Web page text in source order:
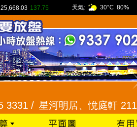
25,668.03 137.75 天氣: 30°C 80%
星河明居、悅庭軒 2116 8008 /